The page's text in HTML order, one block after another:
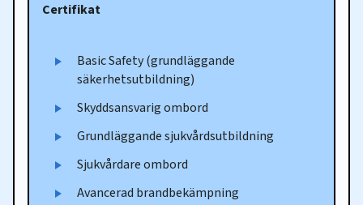
Certifikat
Basic Safety (grundläggande
säkerhetsutbildning)
Skyddsansvarig ombord
Grundläggande sjukvårdsutbildning
Sjukvårdare ombord
Avancerad brandbekämpning